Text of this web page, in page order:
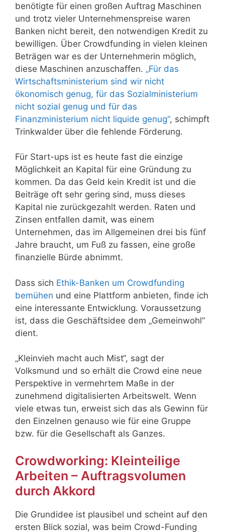
benötigte für einen großen Auftrag Maschinen
und trotz vieler Unternehmenspreise waren
Banken nicht bereit, den notwendigen Kredit zu
bewilligen. Über Crowdfunding in vielen kleinen
Beträgen war es der Unternehmerin möglich,
diese Maschinen anzuschaffen. „Für das
Wirtschaftsministerium sind wir nicht
ökonomisch genug, für das Sozialministerium
nicht sozial genug und für das
Finanzministerium nicht liquide genug“, schimpft
Trinkwalder über die fehlende Förderung.
Für Start-ups ist es heute fast die einzige
Möglichkeit an Kapital für eine Gründung zu
kommen. Da das Geld kein Kredit ist und die
Beiträge oft sehr gering sind, muss dieses
Kapital nie zurückgezahlt werden. Raten und
Zinsen entfallen damit, was einem
Unternehmen, das im Allgemeinen drei bis fünf
Jahre braucht, um Fuß zu fassen, eine große
finanzielle Bürde abnimmt.
Dass sich Ethik-Banken um Crowdfunding
bemühen und eine Plattform anbieten, finde ich
eine interessante Entwicklung. Voraussetzung
ist, dass die Geschäftsidee dem „Gemeinwohl“
dient.
„Kleinvieh macht auch Mist“, sagt der
Volksmund und so erhält die Crowd eine neue
Perspektive in vermehrtem Maße in der
zunehmend digitalisierten Arbeitswelt. Wenn
viele etwas tun, erweist sich das als Gewinn für
den Einzelnen genauso wie für eine Gruppe
bzw. für die Gesellschaft als Ganzes.
Crowdworking: Kleinteilige
Arbeiten – Auftragsvolumen
durch Akkord
Die Grundidee ist plausibel und scheint auf den
ersten Blick sozial, was beim Crowd-Funding